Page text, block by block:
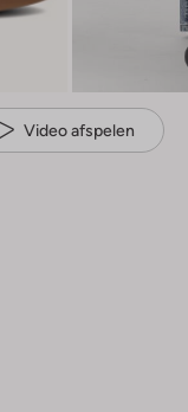
Video afspelen